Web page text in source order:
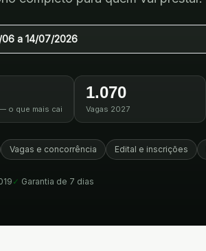
a 14/07/2026
o que mais cai
1.070
Vagas 2027
Vagas e concorrência Edital e inscrições
✓ Garantia de 7 dias